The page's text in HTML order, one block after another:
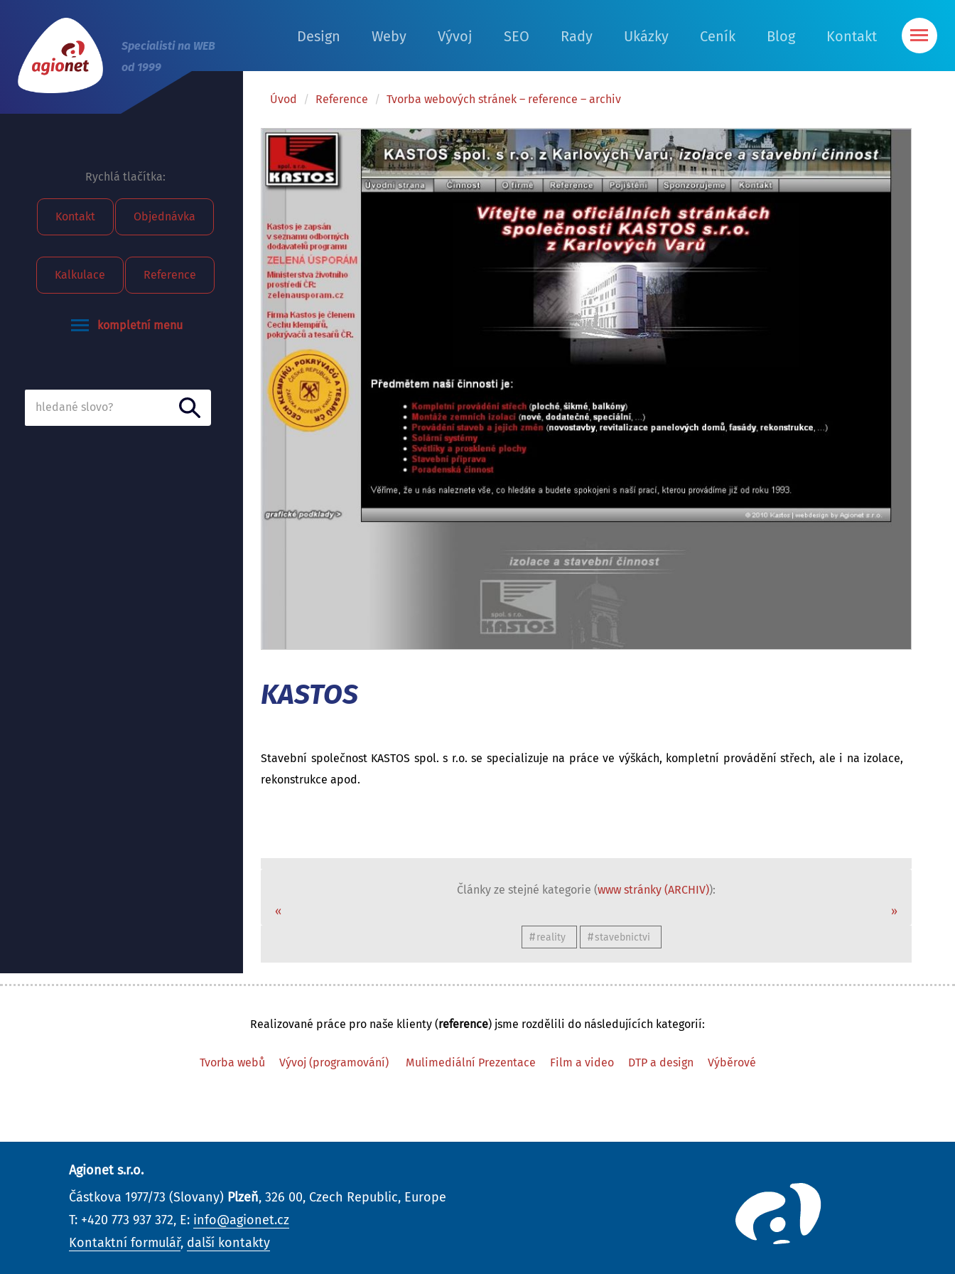
Specialisti na WEB
od 1999
Design Weby Vývoj SEO Rady Ukázky Ceník Blog Kontakt
Úvod / Reference / Tvorba webových stránek – reference – archiv
KASTOS
Stavební společnost KASTOS spol. s r.o. se specializuje na práce ve výškách, kompletní provádění střech, ale i na izolace,
rekonstrukce apod.
Články ze stejné kategorie (www stránky (ARCHIV)):
«
»
reality stavebnictvi
Rychlá tlačítka:
Kontakt Objednávka
Kalkulace Reference
kompletní menu
Vyhledávání...
Realizované práce pro naše klienty (reference) jsme rozdělili do následujících kategorií:
Tvorba webů Vývoj (programování) Mulimediální Prezentace Film a video DTP a design Výběrové
Agionet s.r.o.
Částkova 1977/73 (Slovany) Plzeň, 326 00, Czech Republic, Europe
T: +420 773 937 372, E: info@agionet.cz
Kontaktní formulář, další kontakty